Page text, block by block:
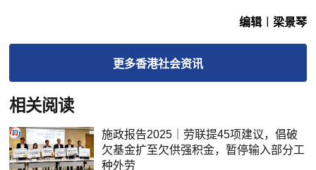
编辑︱梁景琴
更多香港社会资讯
相关阅读
施政报告2025｜劳联提45项建议，倡破
欠基金扩至欠供强积金，暂停输入部分工
种外劳